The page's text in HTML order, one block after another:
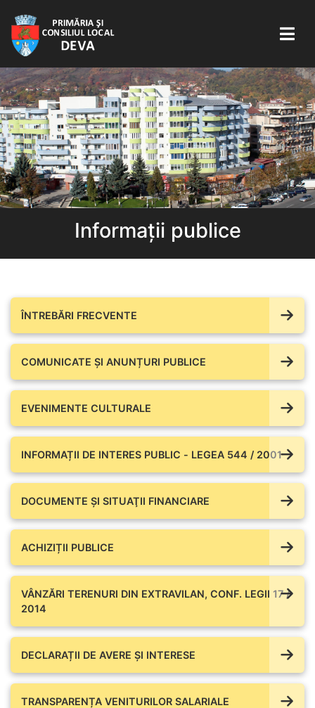
Informații publice
ÎNTREBĂRI FRECVENTE
COMUNICATE ŞI ANUNȚURI PUBLICE
EVENIMENTE CULTURALE
INFORMAȚII DE INTERES PUBLIC - LEGEA 544 / 2001
DOCUMENTE ŞI SITUAŢII FINANCIARE
ACHIZIȚII PUBLICE
VÂNZĂRI TERENURI DIN EXTRAVILAN, CONF. LEGII 17 /
2014
DECLARAȚII DE AVERE ŞI INTERESE
TRANSPARENȚA VENITURILOR SALARIALE